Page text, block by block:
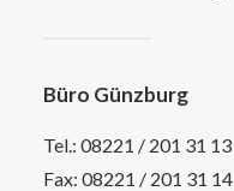
Büro Günzburg
Tel.: 08221 / 201 31 13
Fax: 08221 / 201 31 14